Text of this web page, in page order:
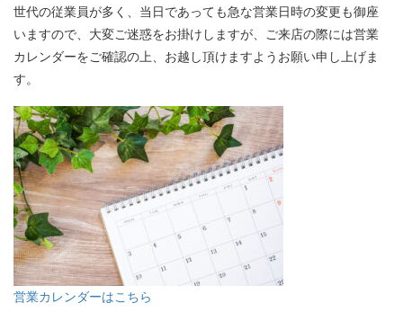
世代の従業員が多く、当日であっても急な営業日時の変更も御座
いますので、大変ご迷惑をお掛けしますが、ご来店の際には営業
カレンダーをご確認の上、お越し頂けますようお願い申し上げま
す。
営業カレンダーはこちら